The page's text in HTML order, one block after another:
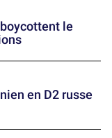
le
en D2 russe